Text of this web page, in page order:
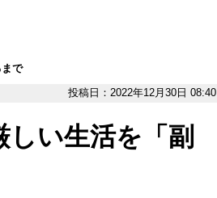
で
投稿日：2022年12月30日 08:40
い生活を「副